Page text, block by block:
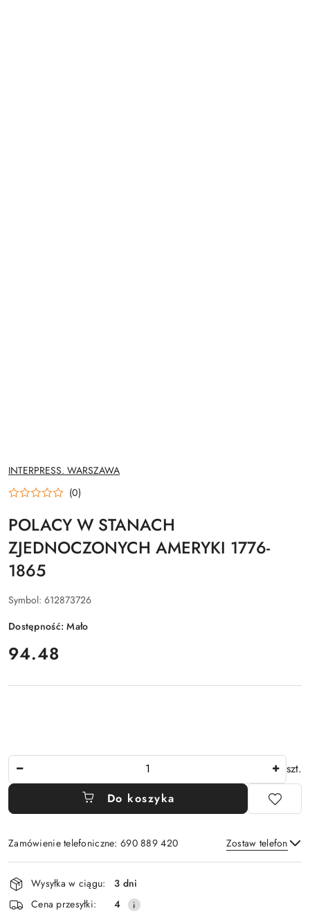
NAZWA
PRODUCENTA:
INTERPRESS. WARSZAWA
(0)
POLACY W STANACH
ZJEDNOCZONYCH AMERYKI 1776-
1865
Symbol: 612873726
Dostępność:Mało
cena:
94.48
szt.
Do koszyka
Zamówienie telefoniczne: 690 889 420 Zostaw telefon
Wyślij
Dostępność
i
dostawa
Wysyłka w ciągu:
3 dni
Cena przesyłki:
4